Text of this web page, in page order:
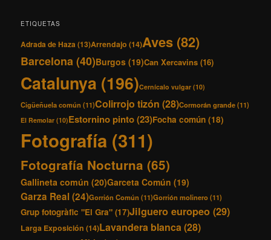
ETIQUETAS
Adrada de Haza (13)Arrendajo (14)Aves (82)
Barcelona(40)Burgos (19)Can Xercavins (16)
Catalunya (196)Cernícalo vulgar (10)
Cigüeñuela común (11)Colirrojo tizón (28)Cormorán grande(11)
El Remolar (10)Estornino pinto(23)Focha común (18)
Fotografía (311)
Fotografía Nocturna (65)
Gallineta común (20)Garceta Común (19)
Garza Real(24)Gorrión Común (11)Gorrión molinero(11)
Grup fotogràfic "El Gra" (17)Jilguero europeo (29)
Larga Exposición (14)Lavandera blanca(28)